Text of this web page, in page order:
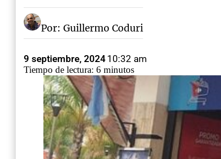
Por: Guillermo Coduri
9 septiembre, 202410:32 am
Tiempo de lectura: 6 minutos